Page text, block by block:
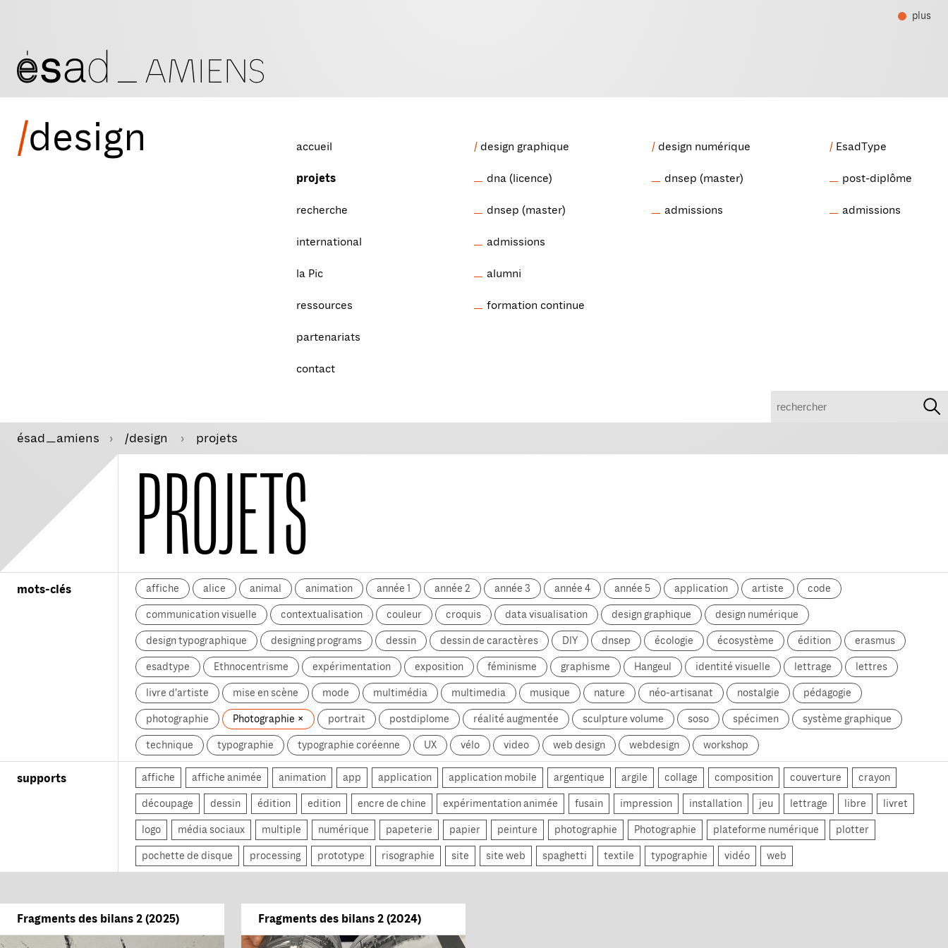
plus
/design accueil
projets
recherche
international
la Pic
ressources
partenariats
contact
design graphique
dna (licence)
dnsep (master)
admissions
alumni
formation continue
design numérique
dnsep (master)
admissions
EsadType
post-diplôme
admissions
ésad—amiens /design projets
PROJETS
mots-clés affiche alice animal animation année 1 année 2 année 3 année 4 année 5 application artiste code
communication visuelle contextualisation couleur croquis data visualisation design graphique design numérique
design typographique designing programs dessin dessin de caractères DIY dnsep écologie écosystème édition erasmus
esadtype Ethnocentrisme expérimentation exposition féminisme graphisme Hangeul identité visuelle lettrage lettres
livre d'artiste mise en scène mode multimédia multimedia musique nature néo-artisanat nostalgie pédagogie
photographie Photographie portrait postdiplome réalité augmentée sculpture volume soso spécimen système graphique
technique typographie typographie coréenne UX vélo video web design webdesign workshop
supports affiche affiche animée animation app application application mobile argentique argile collage composition couverture crayon
découpage dessin édition edition encre de chine expérimentation animée fusain impression installation jeu lettrage libre livret
logo média sociaux multiple numérique papeterie papier peinture photographie Photographie plateforme numérique plotter
pochette de disque processing prototype risographie site site web spaghetti textile typographie vidéo web
Fragments des bilans 2 (2025) Fragments des bilans 2 (2024)